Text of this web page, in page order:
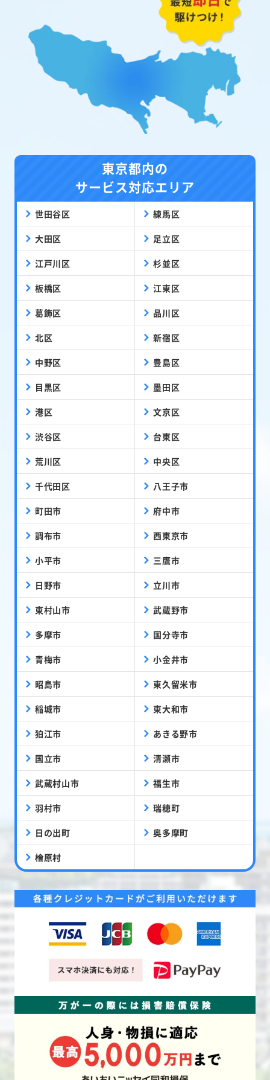
東京都内の
サービス対応エリア
世田谷区 練馬区
大田区 足立区
江戸川区 杉並区
板橋区 江東区
葛飾区 品川区
北区 新宿区
中野区 豊島区
目黒区 墨田区
港区 文京区
渋谷区 台東区
荒川区 中央区
千代田区 八王子市
町田市 府中市
調布市 西東京市
小平市 三鷹市
日野市 立川市
東村山市 武蔵野市
多摩市 国分寺市
青梅市 小金井市
昭島市 東久留米市
稲城市 東大和市
狛江市 あきる野市
国立市 清瀬市
武蔵村山市 福生市
羽村市 瑞穂町
日の出町 奥多摩町
檜原村